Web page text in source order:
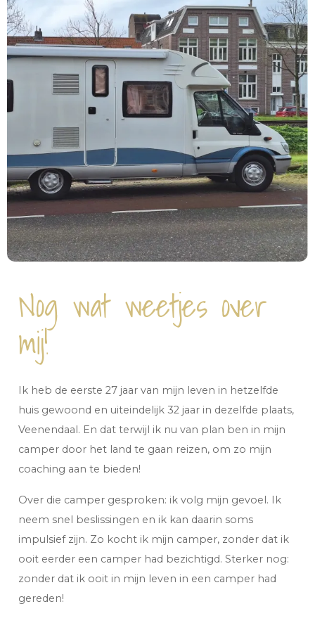
Nog wat weetjes over
mij!
Ik heb de eerste 27 jaar van mijn leven in hetzelfde
huis gewoond en uiteindelijk 32 jaar in dezelfde plaats,
Veenendaal. En dat terwijl ik nu van plan ben in mijn
camper door het land te gaan reizen, om zo mijn
coaching aan te bieden!
Over die camper gesproken: ik volg mijn gevoel. Ik
neem snel beslissingen en ik kan daarin soms
impulsief zijn. Zo kocht ik mijn camper, zonder dat ik
ooit eerder een camper had bezichtigd. Sterker nog:
zonder dat ik ooit in mijn leven in een camper had
gereden!